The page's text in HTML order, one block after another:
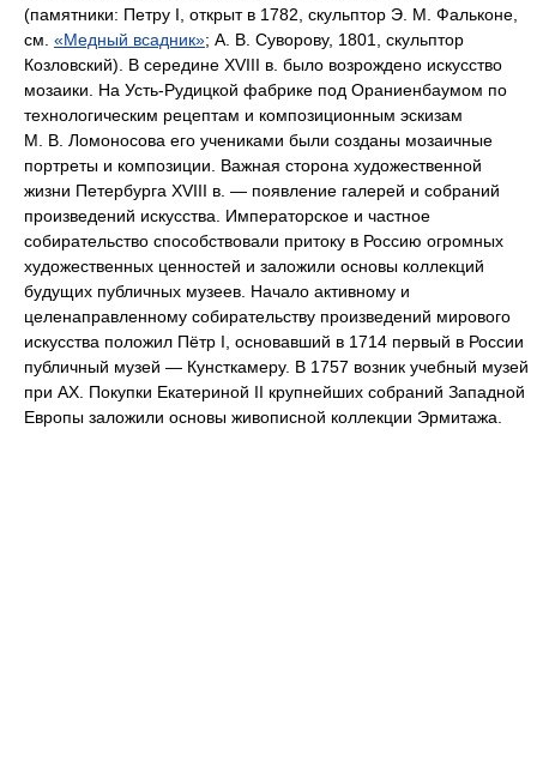
(памятники: Петру I, открыт в 1782, скульптор Э. М. Фальконе,
см. «Медный всадник»; А. В. Суворову, 1801, скульптор
Козловский). В середине XVIII в. было возрождено искусство
мозаики. На Усть-Рудицкой фабрике под Ораниенбаумом по
технологическим рецептам и композиционным эскизам
М. В. Ломоносова его учениками были созданы мозаичные
портреты и композиции. Важная сторона художественной
жизни Петербурга XVIII в. — появление галерей и собраний
произведений искусства. Императорское и частное
собирательство способствовали притоку в Россию огромных
художественных ценностей и заложили основы коллекций
будущих публичных музеев. Начало активному и
целенаправленному собирательству произведений мирового
искусства положил Пётр I, основавший в 1714 первый в России
публичный музей — Кунсткамеру. В 1757 возник учебный музей
при АХ. Покупки Екатериной II крупнейших собраний Западной
Европы заложили основы живописной коллекции Эрмитажа.